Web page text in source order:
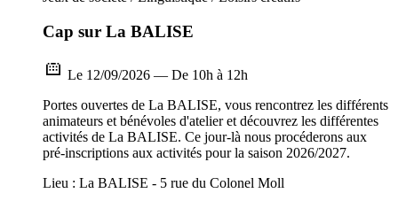
Cap sur La BALISE
Le 12/09/2026 — De 10h à 12h
Portes ouvertes de La BALISE, vous rencontrez les différents
animateurs et bénévoles d'atelier et découvrez les différentes
activités de La BALISE. Ce jour-là nous procéderons aux
pré-inscriptions aux activités pour la saison 2026/2027.
Lieu : La BALISE - 5 rue du Colonel Moll